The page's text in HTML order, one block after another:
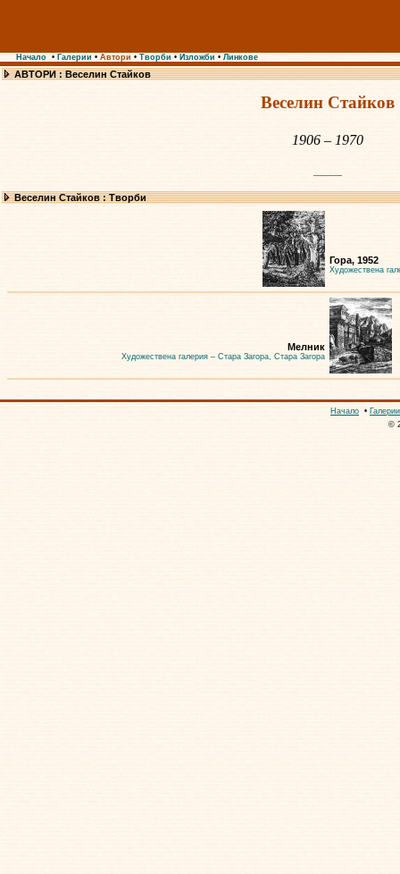
Начало • Галерии • Автори • Творби • Изложби • Линкове
АВТОРИ : Веселин Стайков
Веселин Стайков
1906 – 1970
Веселин Стайков : Творби
Гора, 1952
Художествена
Мелник
Художествена галерия – Стара Загора, Стара Загора
Начало • Галерии
©